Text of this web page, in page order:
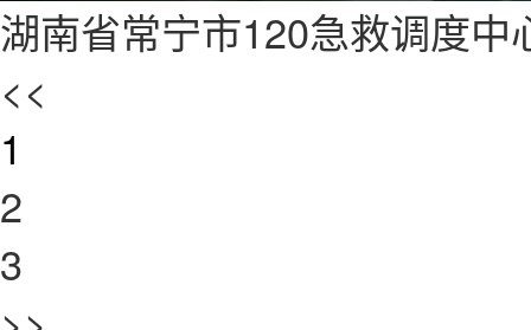
湖南省常宁市120急救调度中
<<
1
2
3